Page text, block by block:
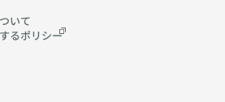
ついて
るポリシー